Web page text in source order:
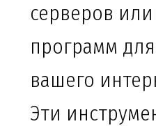
серверов
программ
вашего
Эти